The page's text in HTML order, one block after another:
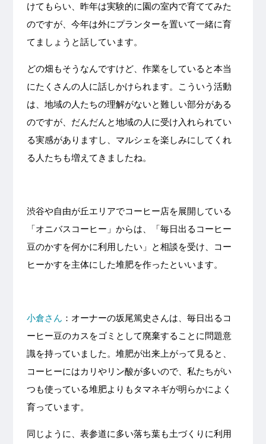
けてもらい、昨年は実験的に園の室内で育ててみた
のですが、今年は外にプランターを置いて一緒に育
てましょうと話しています。
どの畑もそうなんですけど、作業をしていると本当
にたくさんの人に話しかけられます。こういう活動
は、地域の人たちの理解がないと難しい部分がある
のですが、だんだんと地域の人に受け入れられてい
る実感がありますし、マルシェを楽しみにしてくれ
る人たちも増えてきましたね。
渋谷や自由が丘エリアでコーヒー店を展開している
「オニバスコーヒー」からは、「毎日出るコーヒー
豆のかすを何かに利用したい」と相談を受け、コー
ヒーかすを主体にした堆肥を作ったといいます。
小倉さん ：オーナーの坂尾篤史さんは、毎日出るコ
ーヒー豆のカスをゴミとして廃棄することに問題意
識を持っていました。堆肥が出来上がって見ると、
コーヒーにはカリやリン酸が多いので、私たちがい
つも使っている堆肥よりもタマネギが明らかによく
育っています。
同じように、表参道に多い落ち葉も土づくりに利用